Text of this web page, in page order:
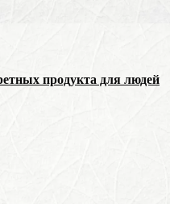
продукта для людей